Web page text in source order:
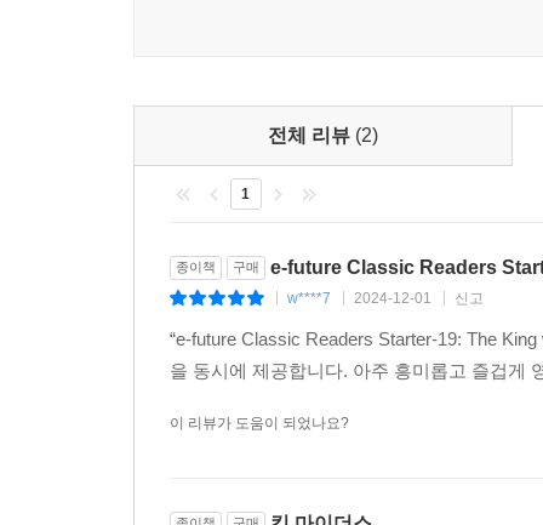
전체 리뷰 (2)
1
종이책 구매 e-future Classic Readers
w****7 2024-12-01 신고
“e-future Classic Readers Starter-19: The
을 동시에 제공합니다. 아주 흥미롭고 즐겁게
이 리뷰가 도움이 되었나요?